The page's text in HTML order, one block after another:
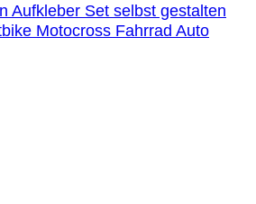
Aufkleber Set selbst gestalten
Motocross Fahrrad Auto